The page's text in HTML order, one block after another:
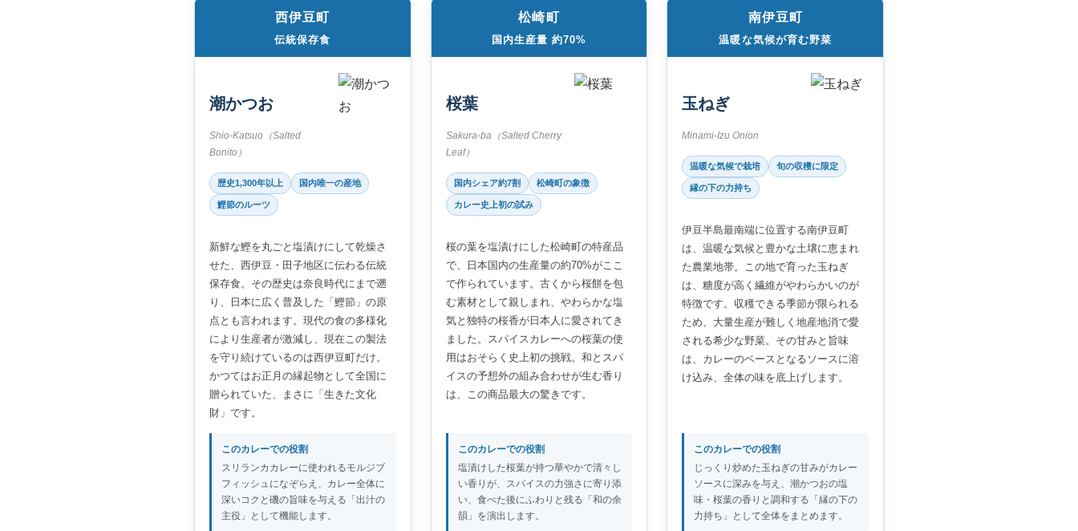
西伊豆町
伝統保存食
潮かつお
Shio-Katsuo（Salted
Bonito）
歴史1,300年以上 国内唯一の産地
鰹節のルーツ
新鮮な鰹を丸ごと塩漬けにして乾燥さ
せた、西伊豆・田子地区に伝わる伝統
保存食。その歴史は奈良時代にまで遡
り、日本に広く普及した「鰹節」の原
点とも言われます。現代の食の多様化
により生産者が激減し、現在この製法
を守り続けているのは西伊豆町だけ。
かつてはお正月の縁起物として全国に
贈られていた、まさに「生きた文化
財」です。
このカレーでの役割
スリランカカレーに使われるモルジブ
フィッシュになぞらえ、カレー全体に
深いコクと磯の旨味を与える「出汁の
主役」として機能します。
松崎町
国内生産量 約70%
桜葉
Sakura-ba（Salted Cherry
Leaf）
国内シェア約7割 松崎町の象徴
カレー史上初の試み
桜の葉を塩漬けにした松崎町の特産品
で、日本国内の生産量の約70%がここ
で作られています。古くから桜餅を包
む素材として親しまれ、やわらかな塩
気と独特の桜香が日本人に愛されてき
ました。スパイスカレーへの桜葉の使
用はおそらく史上初の挑戦。和とスパ
イスの予想外の組み合わせが生む香り
は、この商品最大の驚きです。
このカレーでの役割
塩漬けした桜葉が持つ華やかで清々し
い香りが、スパイスの力強さに寄り添
い、食べた後にふわりと残る「和の余
韻」を演出します。
南伊豆町
温暖な気候が育む野菜
玉ねぎ
Minami-Izu Onion
温暖な気候で栽培 旬の収穫に限定
縁の下の力持ち
伊豆半島最南端に位置する南伊豆町
は、温暖な気候と豊かな土壌に恵まれ
た農業地帯。この地で育った玉ねぎ
は、糖度が高く繊維がやわらかいのが
特徴です。収穫できる季節が限られる
ため、大量生産が難しく地産地消で愛
される希少な野菜。その甘みと旨味
は、カレーのベースとなるソースに溶
け込み、全体の味を底上げします。
このカレーでの役割
じっくり炒めた玉ねぎの甘みがカレー
ソースに深みを与え、潮かつおの塩
味・桜葉の香りと調和する「縁の下の
力持ち」として全体をまとめます。